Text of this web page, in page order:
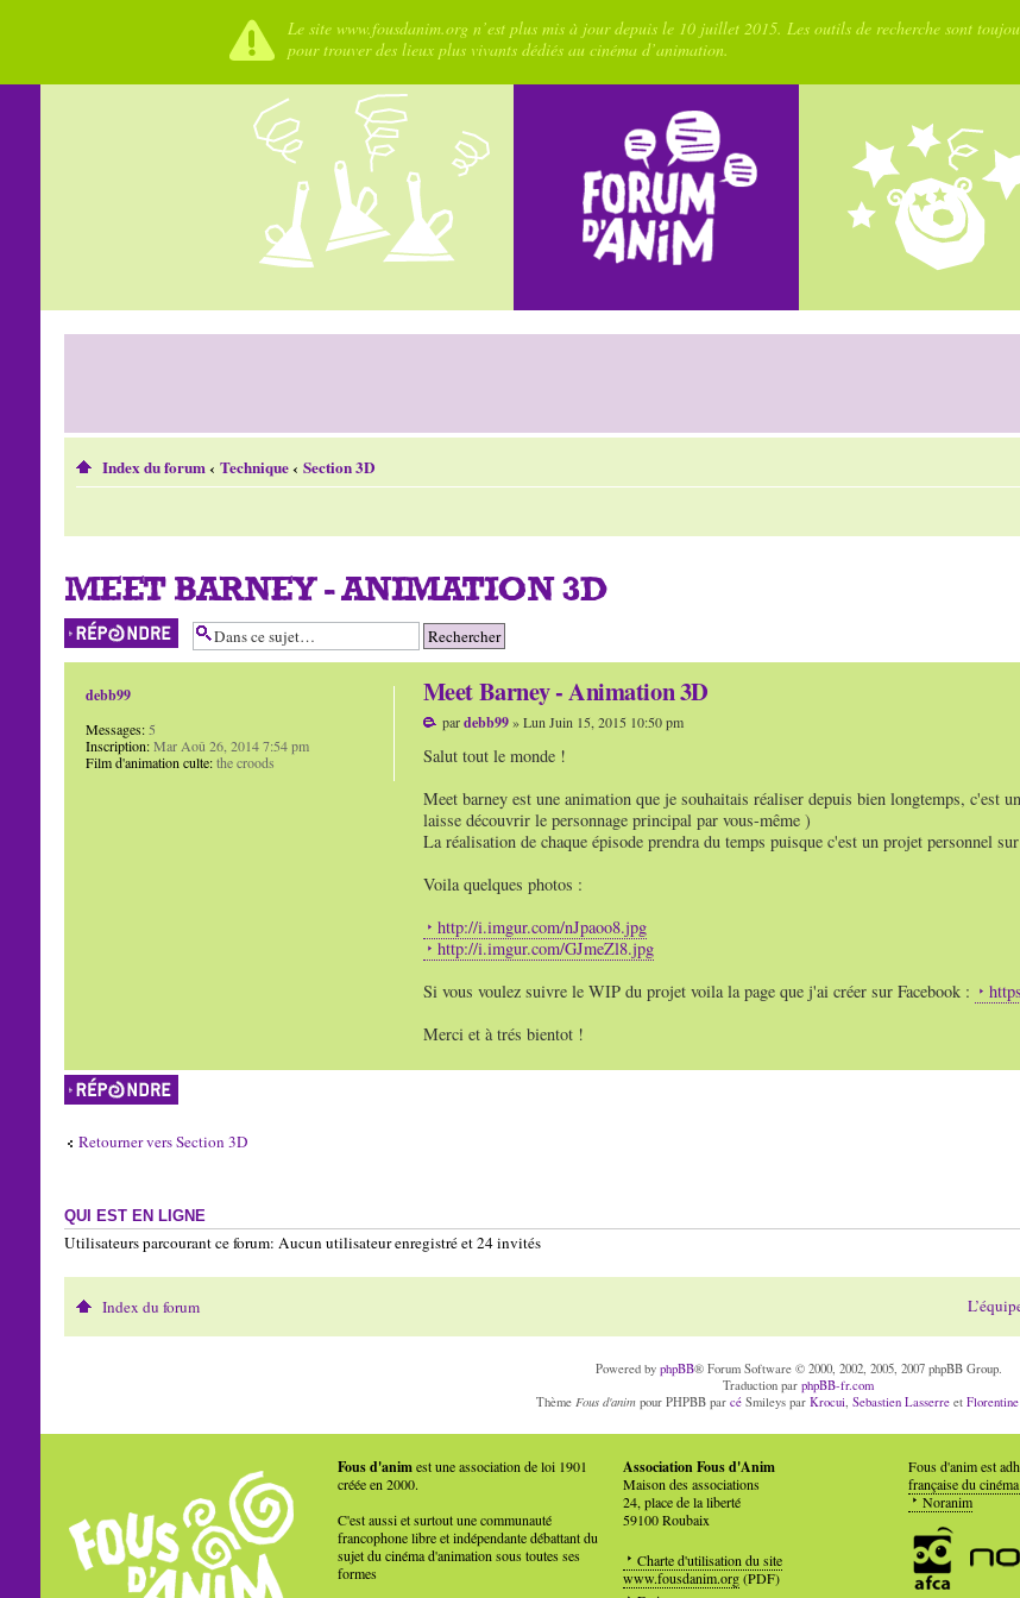
Le site www.fousdanim.org n’est plus mis à jour depuis le 10 juillet 2015. Les outils de recherche sont
pour trouver des lieux plus vivants dédiés au cinéma d’animation.
Index du forum‹ Technique‹ Section 3D
MEET BARNEY - ANIMATION 3D
Répondre
Meet Barney - Animation 3D
pardebb99» Lun Juin 15, 2015 10:50 pm
Salut tout le monde !
Meet barney est une animation que je souhaitais réaliser depuis bien longtemps, c'est
laisse découvrir le personnage principal par vous-même )
La réalisation de chaque épisode prendra du temps puisque c'est un projet personnel
Voila quelques photos :
http://i.imgur.com/nJpaoo8.jpg
http://i.imgur.com/GJmeZl8.jpg
Si vous voulez suivre le WIP du projet voila la page que j'ai créer sur Facebook :
Merci et à trés bientot !
debb99
Messages:5
Inscription:Mar Aoû 26, 2014 7:54 pm
Film d'animation culte:the croods
Répondre
Retourner vers Section 3D
QUI EST EN LIGNE
Utilisateurs parcourant ce forum: Aucun utilisateur enregistré et 24 invités
Index du forum
Powered by phpBB® Forum Software © 2000, 2002, 2005, 2007 phpBB Group.
Traduction parphpBB-fr.com
ThèmeFous d'anim pour PHPBB parcé Smileys parKrocui,Sebastien Lasserre et
Fous d'animest une association de loi 1901
créée en 2000.
C'est aussi et surtout une communauté
francophone libre et indépendante débattant du
sujet du cinéma d'animation sous toutes ses
formes
Association Fous d'Anim
Maison des associations
24, place de la liberté
59100 Roubaix
Charte d'utilisation du site
www.fousdanim.org(PDF)
Fous d'anim est
française du
Noranim